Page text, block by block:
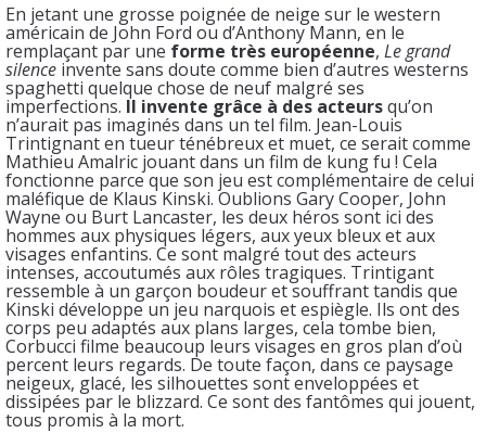
En jetant une grosse poignée de neige sur le western
américain de John Ford ou d’Anthony Mann, en le
remplaçant par une forme très européenne, Le grand
silence invente sans doute comme bien d’autres westerns
spaghetti quelque chose de neuf malgré ses
imperfections. Il invente grâce à des acteursqu’on
n’aurait pas imaginés dans un tel film. Jean-Louis
Trintignant en tueur ténébreux et muet, ce serait comme
Mathieu Amalric jouant dans un film de kung fu ! Cela
fonctionne parce que son jeu est complémentaire de celui
maléfique de Klaus Kinski. Oublions Gary Cooper, John
Wayne ou Burt Lancaster, les deux héros sont ici des
hommes aux physiques légers, aux yeux bleux et aux
visages enfantins. Ce sont malgré tout des acteurs
intenses, accoutumés aux rôles tragiques. Trintigant
ressemble à un garçon boudeur et souffrant tandis que
Kinski développe un jeu narquois et espiègle. Ils ont des
corps peu adaptés aux plans larges, cela tombe bien,
Corbucci filme beaucoup leurs visages en gros plan d’où
percent leurs regards. De toute façon, dans ce paysage
neigeux, glacé, les silhouettes sont enveloppées et
dissipées par le blizzard. Ce sont des fantômes qui jouent,
tous promis à la mort.